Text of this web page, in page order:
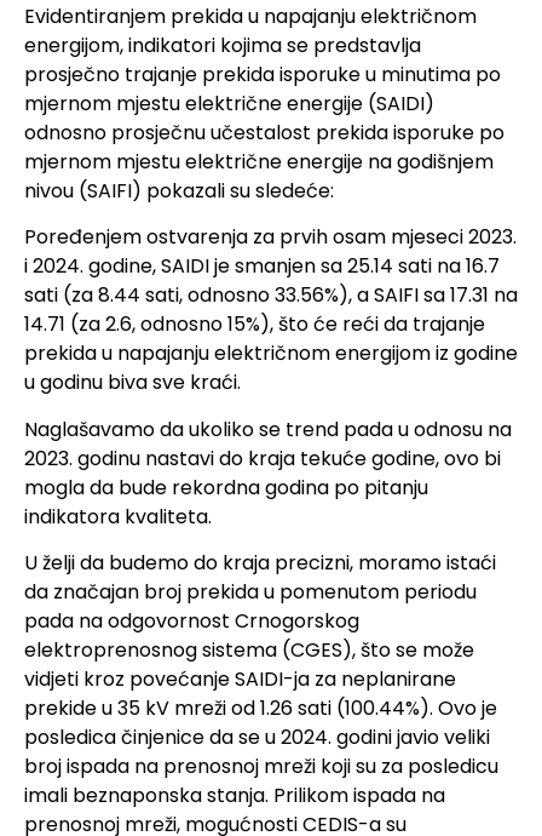
Evidentiranjem prekida u napajanju električnom
energijom, indikatori kojima se predstavlja
prosječno trajanje prekida isporuke u minutima po
mjernom mjestu električne energije (SAIDI)
odnosno prosječnu učestalost prekida isporuke po
mjernom mjestu električne energije na godišnjem
nivou (SAIFI) pokazali su sledeće:
Poređenjem ostvarenja za prvih osam mjeseci 2023.
i 2024. godine, SAIDI je smanjen sa 25.14 sati na 16.7
sati (za 8.44 sati, odnosno 33.56%), a SAIFI sa 17.31 na
14.71 (za 2.6, odnosno 15%), što će reći da trajanje
prekida u napajanju električnom energijom iz godine
u godinu biva sve kraći.
Naglašavamo da ukoliko se trend pada u odnosu na
2023. godinu nastavi do kraja tekuće godine, ovo bi
mogla da bude rekordna godina po pitanju
indikatora kvaliteta.
U želji da budemo do kraja precizni, moramo istaći
da značajan broj prekida u pomenutom periodu
pada na odgovornost Crnogorskog
elektroprenosnog sistema (CGES), što se može
vidjeti kroz povećanje SAIDI-ja za neplanirane
prekide u 35 kV mreži od 1.26 sati (100.44%). Ovo je
posledica činjenice da se u 2024. godini javio veliki
broj ispada na prenosnoj mreži koji su za posledicu
imali beznaponska stanja. Prilikom ispada na
prenosnoj mreži, mogućnosti CEDIS-a su